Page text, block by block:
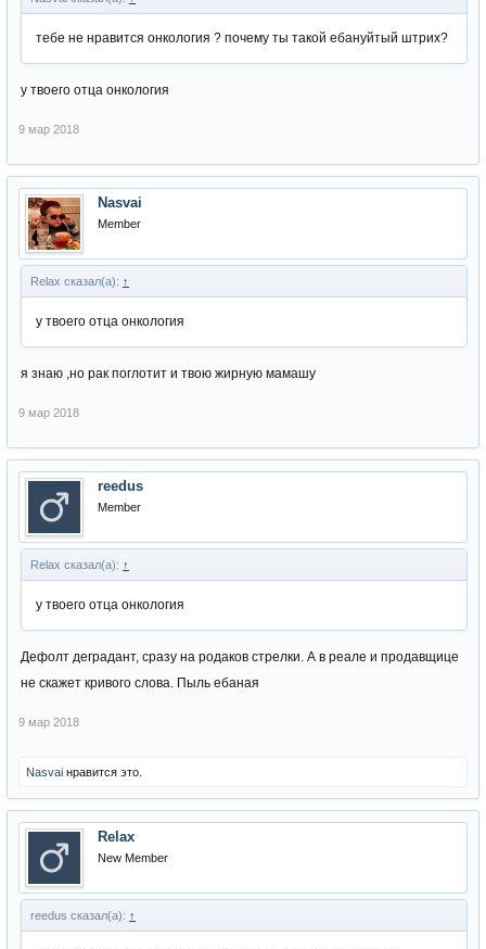
тебе не нравится онкология ? почему ты такой ебануйтый штрих?
у твоего отца онкология
9 мар 2018
Nasvai
Member
Relax сказал(а): ↑
у твоего отца онкология
я знаю ,но рак поглотит и твою жирную мамашу
9 мар 2018
reedus
Member
Relax сказал(а): ↑
у твоего отца онкология
Дефолт деградант, сразу на родаков стрелки. А в реале и продавщице
не скажет кривого слова. Пыль ебаная
9 мар 2018
Nasvai нравится это.
Relax
New Member
reedus сказал(а): ↑